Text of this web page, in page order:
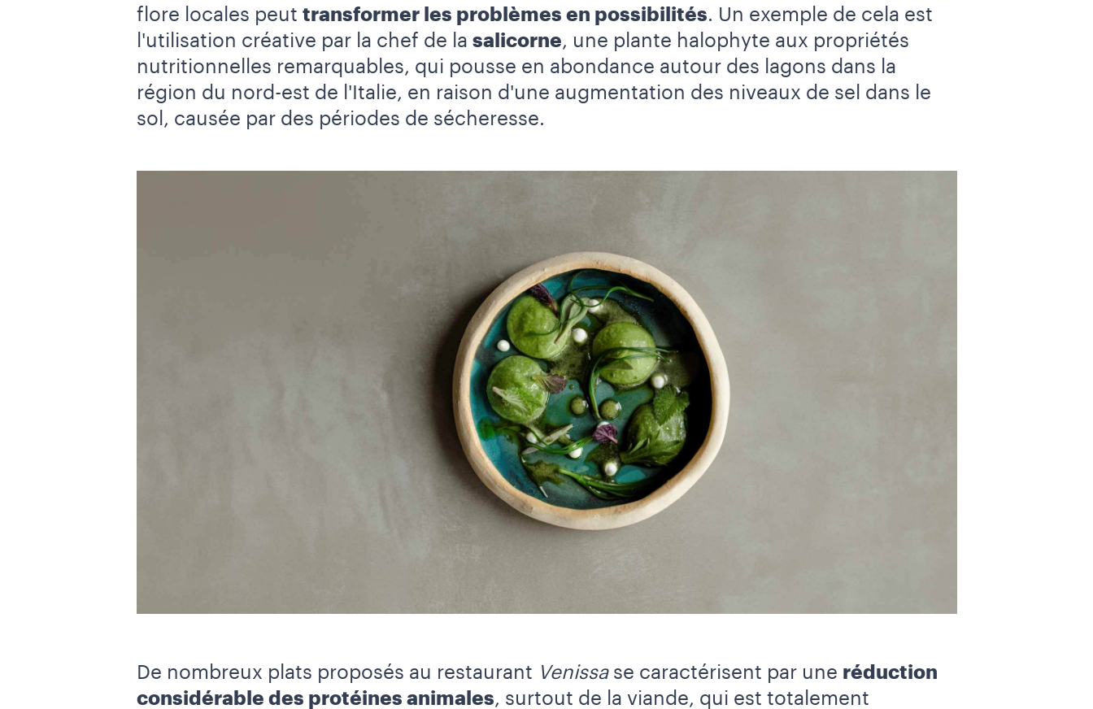
flore locales peut transformer les problèmes en possibilités. Un exemple de cela est
l'utilisation créative par la chef de la salicorne, une plante halophyte aux propriétés
nutritionnelles remarquables, qui pousse en abondance autour des lagons dans la
région du nord-est de l'Italie, en raison d'une augmentation des niveaux de sel dans le
sol, causée par des périodes de sécheresse.
De nombreux plats proposés au restaurant Venissase caractérisent par une réduction
considérable des protéines animales, surtout de la viande, qui est totalement